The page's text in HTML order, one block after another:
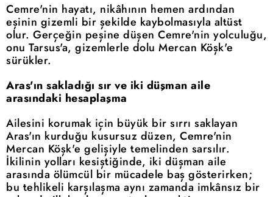
Cemre'nin hayatı, nikâhının hemen ardından
eşinin gizemli bir şekilde kaybolmasıyla altüst
olur. Gerçeğin peşine düşen Cemre'nin yolculuğu,
onu Tarsus'a, gizemlerle dolu Mercan Köşk'e
sürükler.
Aras'ın sakladığı sır ve iki düşman aile
arasındaki hesaplaşma
Ailesini korumak için büyük bir sırrı saklayan
Aras'ın kurduğu kusursuz düzen, Cemre'nin
Mercan Köşk'e gelişiyle temelinden sarsılır.
İkilinin yolları kesiştiğinde, iki düşman aile
arasında ölümcül bir mücadele baş gösterirken;
bu tehlikeli karşılaşma aynı zamanda imkânsız bir